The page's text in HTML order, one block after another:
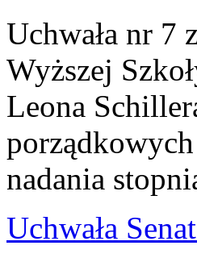
Uchwała nr 7
Wyższej
Leona
nadania
Uchwała